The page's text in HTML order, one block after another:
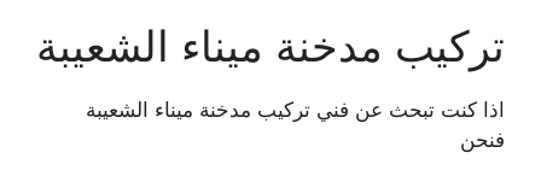
تركيب مدخنة ميناء الشعيبة
اذا كنت تبحث عن فني تركيب مدخنة ميناء الشعيبة
فنحن